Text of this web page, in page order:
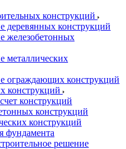
конструкций
деревянных конструкций
железобетонных
металлических
ограждающих конструкций
конструкций
конструкций
конструкций
конструкций
фундамента
решение